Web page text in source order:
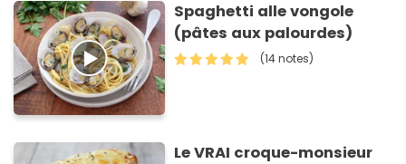
Spaghetti alle vongole
(pâtes aux palourdes)
(14 notes)
Le VRAI croque-monsieur